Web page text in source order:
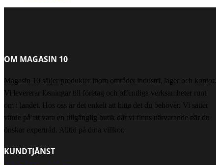
OM MAGASIN 10
Magasin 10 säljer produkter inom området industri, lager och kontor.
Vi levererar lösningar till företag och offentliga verksamheter runt
om i landet. Hos oss är det enkelt att hitta det du behöver. Vi sätter
värde på att vara en tillgänglig butik där vi finns närvarande när du
önskar expertråd. Alltid på dina villkor.
KUNDTJÄNST